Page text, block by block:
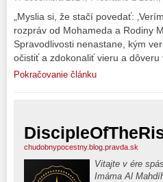
„Myslia si, že stačí povedať:
rozpráv od Mohameda a Rodiny
Spravodlivosti nenastane, kým
očistiť a zdokonaliť vieru a
Pokračovanie článku
chudobnypocestny.blog.pravda.sk
Vitajte v ére
Imáma Al